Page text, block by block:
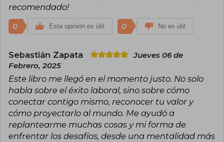
recomendado!
0 Esta opinión es útil 0 No es útil
Sebastián Zapata
Jueves 06 de
Febrero, 2025
Este libro me llegó en el momento justo. No solo
habla sobre el éxito laboral, sino sobre cómo
conectar contigo mismo, reconocer tu valor y
cómo proyectarlo al mundo. Me ayudó a
replantearme muchas cosas y mi forma de
enfrentar los desafíos, desde una mentalidad más